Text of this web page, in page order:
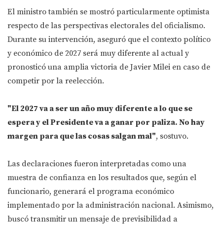
El ministro también se mostró particularmente optimista
respecto de las perspectivas electorales del oficialismo.
Durante su intervención, aseguró que el contexto político
y económico de 2027 será muy diferente al actual y
pronosticó una amplia victoria de Javier Milei en caso de
competir por la reelección.
"El 2027 va a ser un año muy diferente a lo que se
espera y el Presidente va a ganar por paliza. No hay
margen para que las cosas salgan mal", sostuvo.
Las declaraciones fueron interpretadas como una
muestra de confianza en los resultados que, según el
funcionario, generará el programa económico
implementado por la administración nacional. Asimismo,
buscó transmitir un mensaje de previsibilidad a